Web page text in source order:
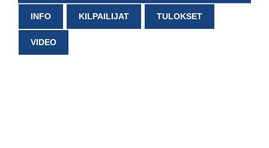
INFO KILPAILIJAT TULOKSET
VIDEO